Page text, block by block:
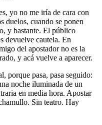
yo no me iría de cara con
duelos, cuando se ponen
y bastante. El público
devuelve cautela. En
del apostador no es la
y acá vuelve a aparecer.
porque pasa, pasa seguido:
noche iluminada de un
en media hora. Apostar
Sin teatro. Hay